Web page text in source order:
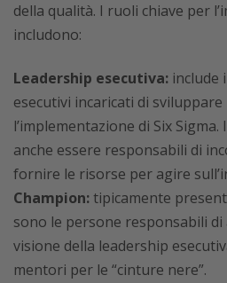
della qualità. I ruoli chiave per
includono:
Leadership esecutiva: include
esecutivi incaricati di
l’implementazione di Six
anche essere responsabili di
fornire le risorse per agire
Champion:tipicamente
sono le persone responsabili di
visione della leadership
mentori per le “cinture nere”.